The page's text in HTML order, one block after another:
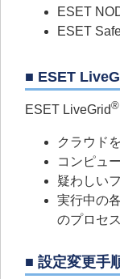
ESET
ESET
■ ESET
ESET LiveGrid®
クラウド
コンピュ
疑わしい
実行中の
のプロセス
■ 設定変更手